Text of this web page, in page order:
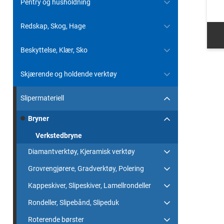
Pentry og husholdning
Redskap, Skog, Hage
Beskyttelse, Klær, Sko
Skjærende og holdende verktøy
Slipermateriell
Bryner
Verkstedbryne
Diamantverktøy, Kjeramisk verktøy
Grovrengjørere, Gradverktøy, Polering
Kappeskiver, Slipeskiver, Lamellrondeller
Rondeller, Slipebånd, Slipeduk
Roterende børster